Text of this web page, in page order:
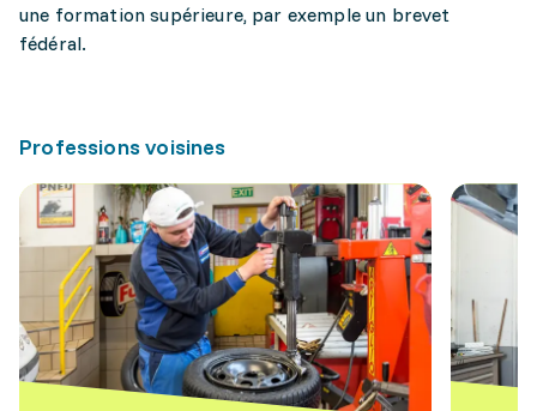
une formation supérieure, par exemple un brevet
fédéral.
Professions voisines